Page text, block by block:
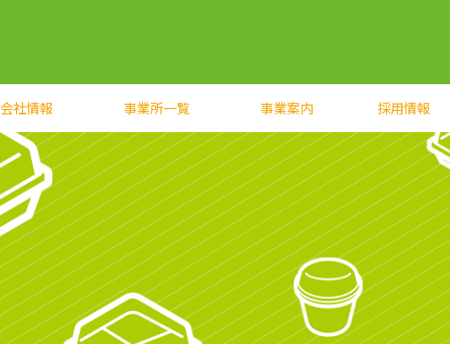
会社情報 事業所一覧 事業案内 採用情報